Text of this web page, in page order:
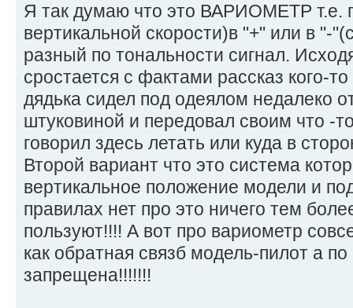
Я так думаю что это ВАРИОМЕТР т.е.
вертикальной скорости)в "+" или в "-
разный по тональности сигнал.
сростается с фактами рассказ кого-
дядька сидел под одеялом недалеко
штуковиной и передовал своим что -
говорил здесь летать или куда в
Второй вариант что это система
вертикальное положение модели и
правилах нет про это ничего тем
пользуют!!!! А вот про вариометр
как обратная связб модель-пилот а
запрещена!!!!!!!